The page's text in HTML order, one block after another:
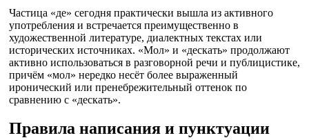
Частица «де» сегодня практически вышла из активного
употребления и встречается преимущественно в
художественной литературе, диалектных текстах или
исторических источниках. «Мол» и «дескать» продолжают
активно использоваться в разговорной речи и публицистике,
причём «мол» нередко несёт более выраженный
иронический или пренебрежительный оттенок по
сравнению с «дескать».
Правила написания и пунктуации